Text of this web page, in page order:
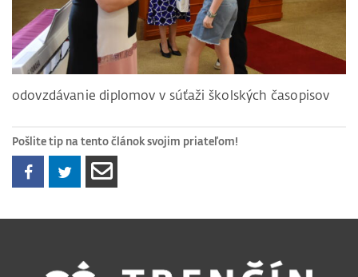
odovzdávanie diplomov v súťaži školských časopisov
Pošlite tip na tento článok svojim priateľom!